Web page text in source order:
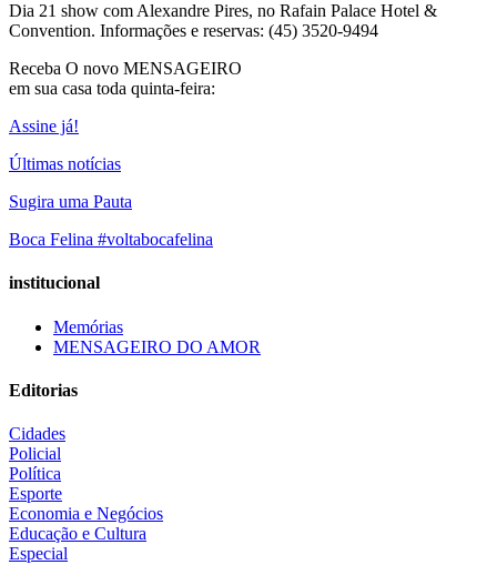
Dia 21 show com Alexandre Pires, no Rafain Palace Hotel &
Convention. Informações e reservas: (45) 3520-9494
Receba O novo MENSAGEIRO
em sua casa toda quinta-feira:
Assine já!
Últimas notícias
Sugira uma Pauta
Boca Felina #voltabocafelina
institucional
Memórias
MENSAGEIRO DO AMOR
Editorias
Cidades
Policial
Política
Esporte
Economia e Negócios
Educação e Cultura
Especial